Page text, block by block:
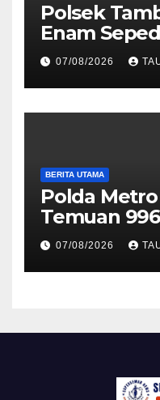
Polsek
Enam
kepada
Pelayanan
07/08/2026
BERITA UTAMA
Polda
Temuan
Menyerupai
Yayasan
07/08/2026